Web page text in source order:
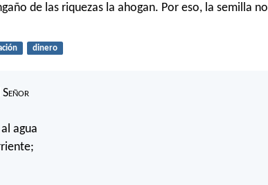
de las riquezas la ahogan. Por eso, la semilla no
dinero
eñor
agua